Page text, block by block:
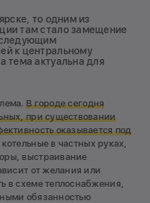
то одним из
там стало замещение
к центральному
тема актуальна для
В городе сегодня
при существовании
оказывается под
в частных руках,
выстраивание
от желания или
в схеме теплоснабжения,
обязанностью